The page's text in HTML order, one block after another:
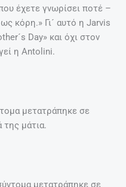
έχετε γνωρίσει ποτέ –
κόρη.» Γι´ αυτό η Jarvis
Day» και όχι στον
η Antolini.
μετατράπηκε σε
της μάτια.
μετατράπηκε σε